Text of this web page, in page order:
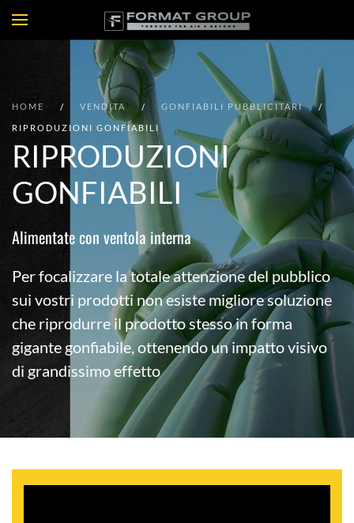
HOME VENDITA GONFIABILI PUBBLICITARI
RIPRODUZIONI GONFIABILI
RIPRODUZIONI
GONFIABILI
Alimentate con ventola interna
Per focalizzare la totale attenzione del pubblico
sui vostri prodotti non esiste migliore soluzione
che riprodurre il prodotto stesso in forma
gigante gonfiabile, ottenendo un impatto visivo
di grandissimo effetto